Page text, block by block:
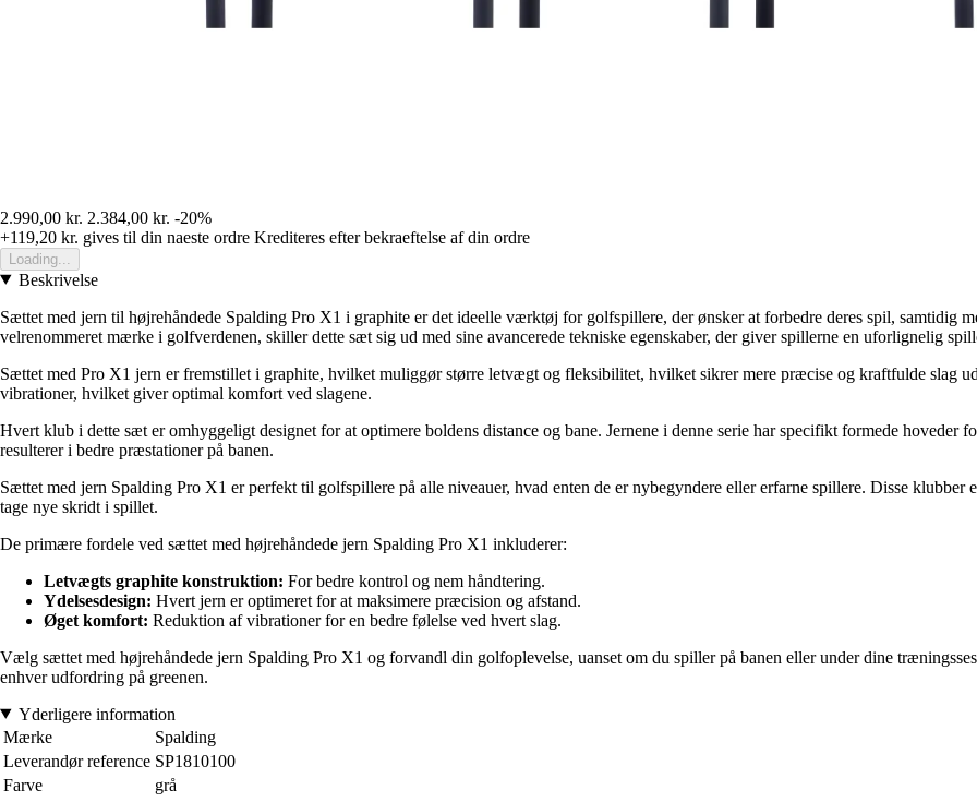
2.990,00 kr. 2.384,00 kr. -20%
+119,20 kr. gives til din naeste ordre Krediteres efter bekraeftelse af din ordre
Loading...
Beskrivelse
Sættet med jern til højrehåndede Spalding Pro X1 i graphite er det ideelle værktøj for golfspillere, der ønsker at forbedre deres spil, samtidig
velrenommeret mærke i golfverdenen, skiller dette sæt sig ud med sine avancerede tekniske egenskaber, der giver spillerne en uforlignelig
Sættet med Pro X1 jern er fremstillet i graphite, hvilket muliggør større letvægt og fleksibilitet, hvilket sikrer mere præcise og kraftfulde slag
vibrationer, hvilket giver optimal komfort ved slagene.
Hvert klub i dette sæt er omhyggeligt designet for at optimere boldens distance og bane. Jernene i denne serie har specifikt formede hoveder
resulterer i bedre præstationer på banen.
Sættet med jern Spalding Pro X1 er perfekt til golfspillere på alle niveauer, hvad enten de er nybegyndere eller erfarne spillere. Disse
tage nye skridt i spillet.
De primære fordele ved sættet med højrehåndede jern Spalding Pro X1 inkluderer:
Letvægts graphite konstruktion: For bedre kontrol og nem håndtering.
Ydelsesdesign: Hvert jern er optimeret for at maksimere præcision og afstand.
Øget komfort: Reduktion af vibrationer for en bedre følelse ved hvert slag.
Vælg sættet med højrehåndede jern Spalding Pro X1 og forvandl din golfoplevelse, uanset om du spiller på banen eller under dine
enhver udfordring på greenen.
Yderligere information
Mærke
Spalding
Leverandør reference SP1810100
Farve
grå